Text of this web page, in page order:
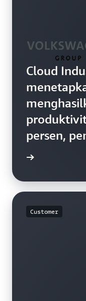
Cloud
persen,
pabrik
sebesar 1
Customer